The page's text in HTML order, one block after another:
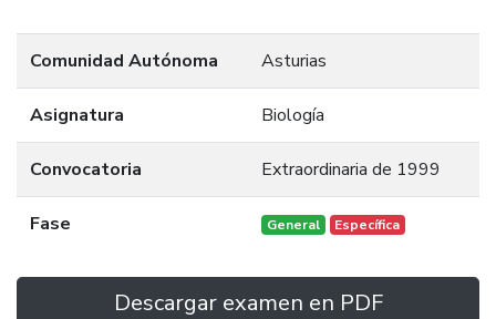
Comunidad Autónoma Asturias
Asignatura Biología
Convocatoria Extraordinaria de 1999
Fase General Específica
Descargar examen en PDF